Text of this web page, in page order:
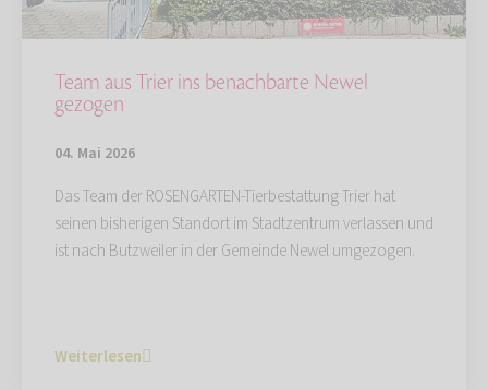
Team aus Trier ins benachbarte Newel
gezogen
04. Mai 2026
Das Team der ROSENGARTEN-Tierbestattung Trier hat
seinen bisherigen Standort im Stadtzentrum verlassen und
ist nach Butzweiler in der Gemeinde Newel umgezogen.
Weiterlesen